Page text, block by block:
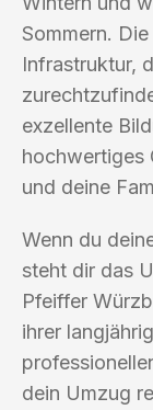
Sommern.
Infrastruktur,
exzellente
hochwertiges
und deine
Wenn du
steht dir das
Pfeiffer
ihrer
dein Umzug